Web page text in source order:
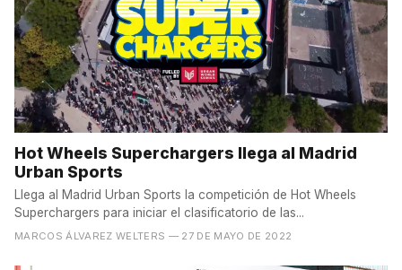
Hot Wheels Superchargers llega al Madrid
Urban Sports
Llega al Madrid Urban Sports la competición de Hot Wheels
Superchargers para iniciar el clasificatorio de las...
MARCOS ÁLVAREZ WELTERS — 27 DE MAYO DE 2022